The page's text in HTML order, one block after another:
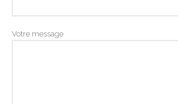
Votre message